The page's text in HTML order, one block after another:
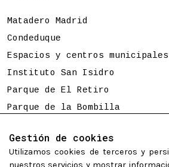
Gestión de cookies
Utilizamos cookies de terceros y
nuestros servicios y mostrar
Matadero Madrid
Condeduque
Espacios y centros municipales
Instituto San Isidro
Parque de El Retiro
Parque de la Bombilla
Programación sujeta